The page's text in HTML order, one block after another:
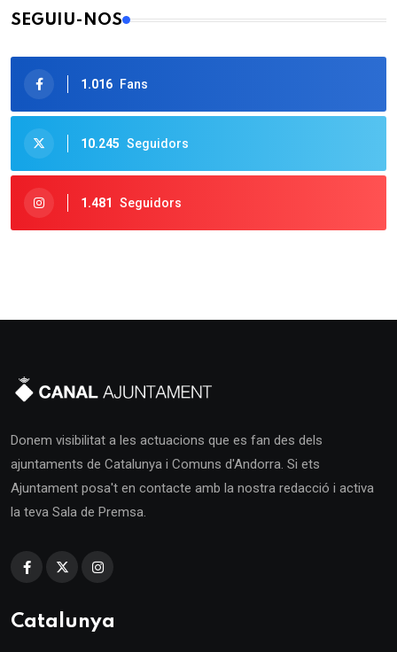
SEGUIU-NOS
1.016 Fans
10.245 Seguidors
1.481 Seguidors
Donem visibilitat a les actuacions que es fan des dels
ajuntaments de Catalunya i Comuns d'Andorra. Si ets
Ajuntament posa't en contacte amb la nostra redacció i activa
la teva Sala de Premsa.
Catalunya